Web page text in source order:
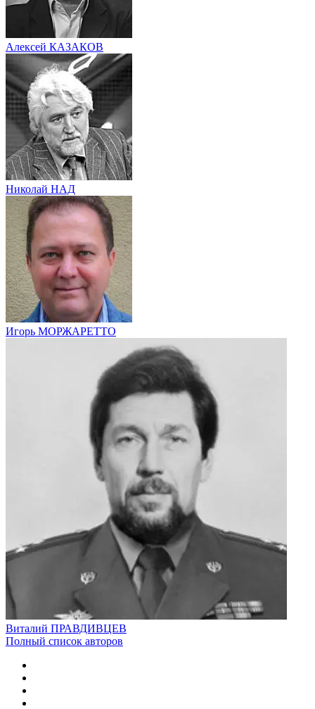
Алексей КАЗАКОВ
Николай НАД
Игорь МОРЖАРЕТТО
Виталий ПРАВДИВЦЕВ
Полный список авторов